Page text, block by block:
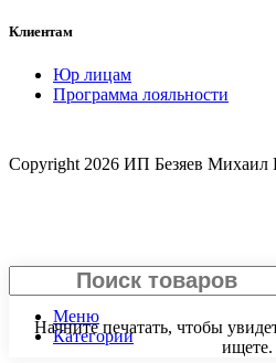
Клиентам
Юр лицам
Программа лояльности
Copyright 2026 ИП Безяев Михаил
Начните печатать, чтобы
ищете.
Поиск
Меню
Категории